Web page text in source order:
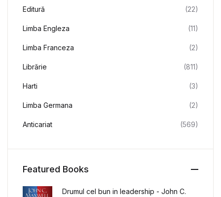
Editură (22)
Limba Engleza (11)
Limba Franceza (2)
Librărie (811)
Harti (3)
Limba Germana (2)
Anticariat (569)
Featured Books
Drumul cel bun in leadership - John C.